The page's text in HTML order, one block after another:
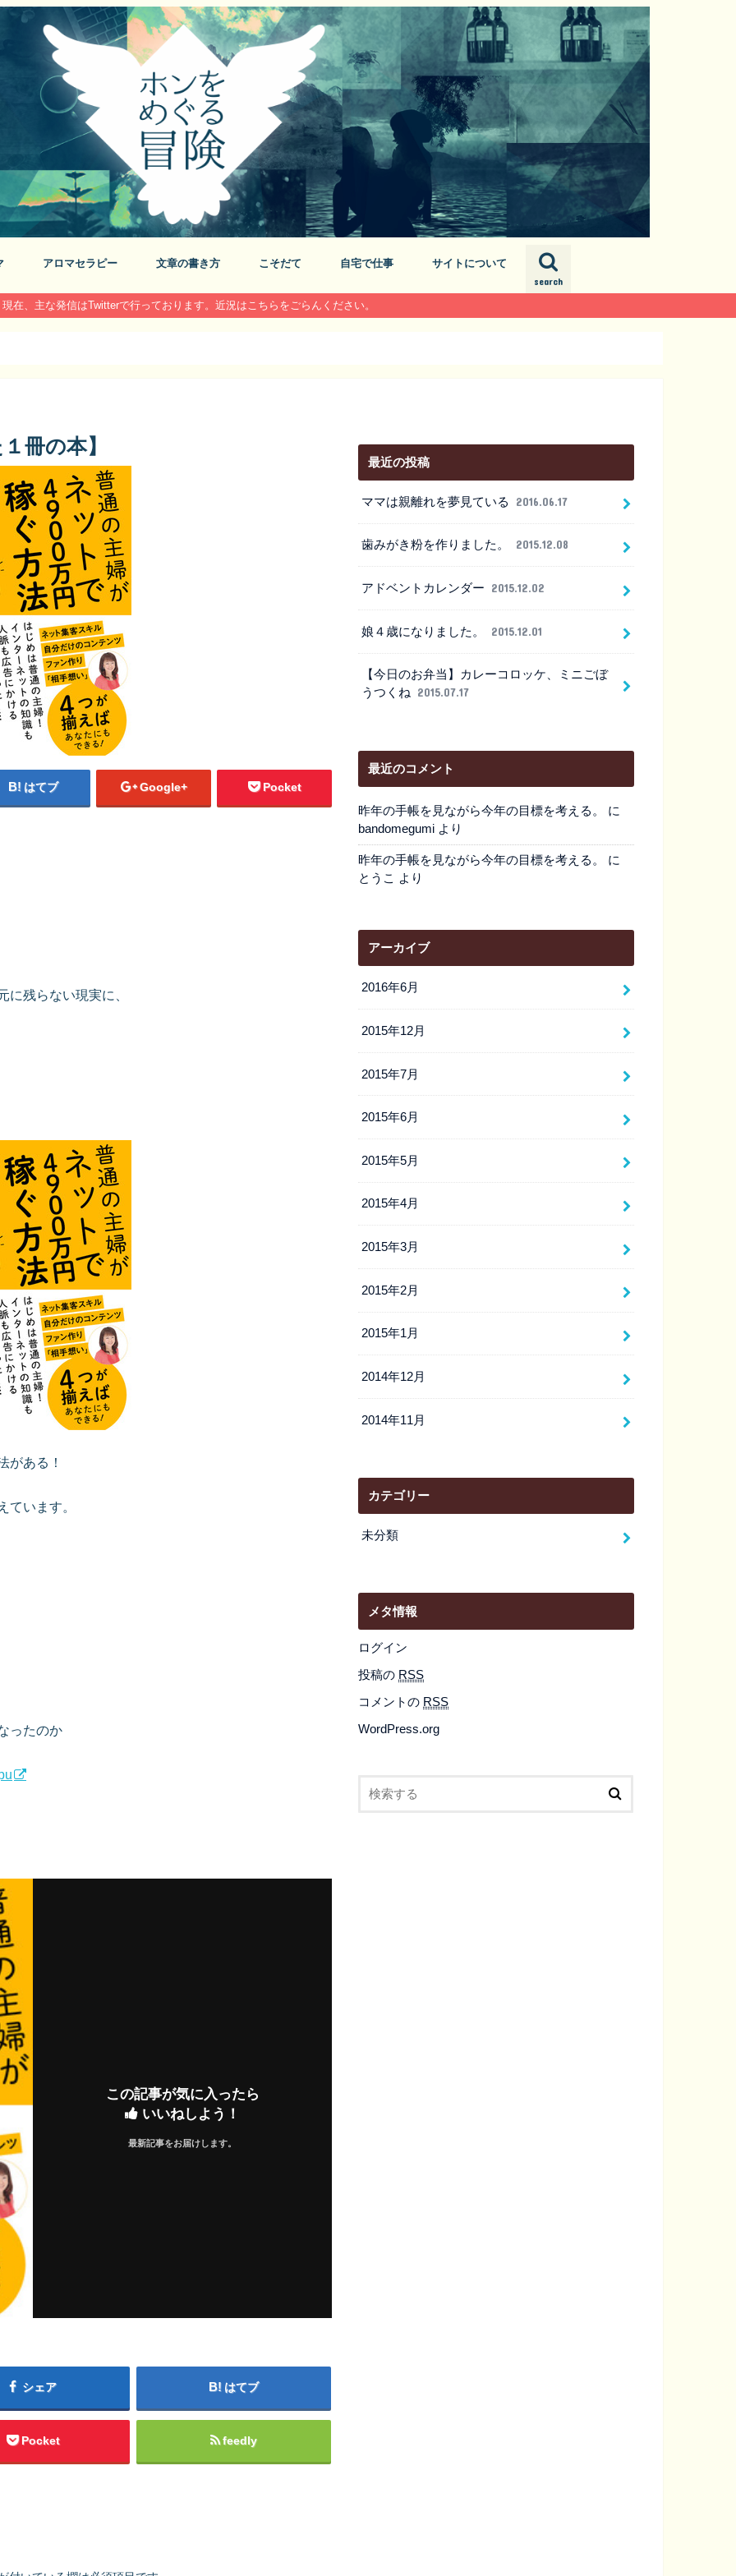
search
アロマセラピー 文章の書き方 こそだて 自宅で仕事 サイトについて
プロフィール
お問い合わせ
サイトマップ
現在、主な発信はTwitterで行っております。近況はこちらをごらんください。
冊の本】
はてブ Google+ Pocket
残らない現実に、
がある！
ています。
ったのか
この記事が気に入ったら
いいねしよう！
最新記事をお届けします。
シェア はてブ
Pocket feedly
最近の投稿
ママは親離れを夢見ている 2016.06.17
歯みがき粉を作りました。 2015.12.08
アドベントカレンダー 2015.12.02
娘４歳になりました。 2015.12.01
【今日のお弁当】カレーコロッケ、ミニごぼ
うつくね 2015.07.17
最近のコメント
昨年の手帳を見ながら今年の目標を考える。
に
bandomegumi より
昨年の手帳を見ながら今年の目標を考える。
に
とうこ より
アーカイブ
2016年6月
2015年12月
2015年7月
2015年6月
2015年5月
2015年4月
2015年3月
2015年2月
2015年1月
2014年12月
2014年11月
カテゴリー
未分類
メタ情報
ログイン
投稿の RSS
コメントの RSS
WordPress.org